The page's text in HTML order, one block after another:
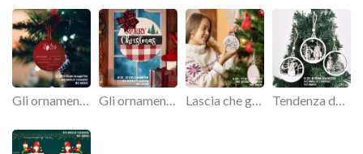
Gli ornamenti in legno personalizzati sono regali di Natale perfetti per amici e familiari. Gli ornamenti in legno personalizzati rivelano un'atmosfera elegante e vintage. Lascia che gli ornamenti in legno speciali pendano dal tuo albero di Natale quest'anno. Tendenza degli ornamenti di Natale in legno.